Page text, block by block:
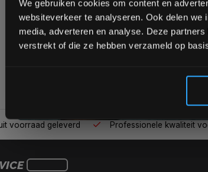
We gebruiken cookies om content en
websiteverkeer te analyseren. Ook delen
media, adverteren en analyse. Deze
verstrekt of die ze hebben verzameld op
voorraad geleverd Professionele kwaliteit